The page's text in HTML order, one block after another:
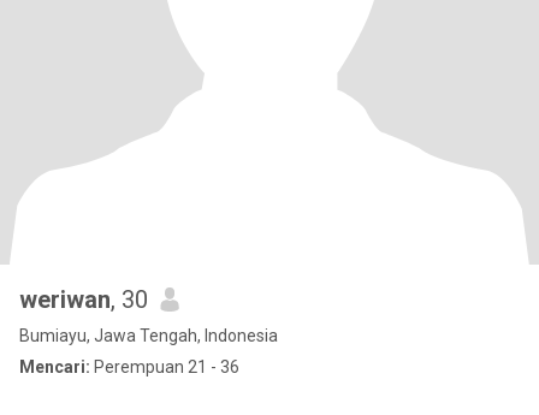
weriwan, 30
Bumiayu, Jawa Tengah, Indonesia
Mencari: Perempuan 21 - 36